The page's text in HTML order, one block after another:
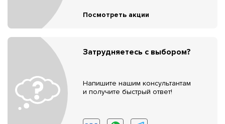
Посмотреть акции
Затрудняетесь с выбором?
Напишите нашим консультантам
и получите быстрый ответ!